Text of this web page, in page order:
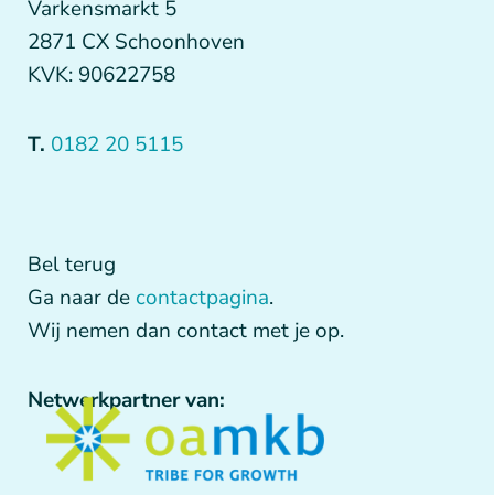
Varkensmarkt 5
2871 CX Schoonhoven
KVK: 90622758
T. 0182 20 5115
Bel terug
Ga naar de contactpagina.
Wij nemen dan contact met je op.
Netwerkpartner van: